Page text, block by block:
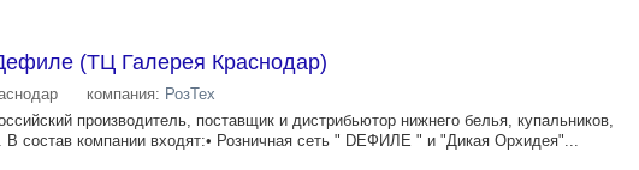
(ТЦ Галерея Краснодар)
компания: РозТех
производитель, поставщик и дистрибьютор нижнего белья, купальников,
состав компании входят:• Розничная сеть " DЕФИЛЕ " и "Дикая Орхидея"...